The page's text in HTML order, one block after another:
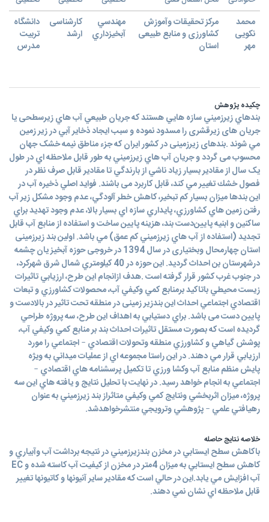
محمد
نکویی
مهر
مرکز تحقیقات وآموزش
کشاورزی و منابع طبیعی
استان
مهندسي
آبخيزداري
کارشناسی
ارشد
دانشگاه
تربيت
مدرس
چکیده پژوهش
بندهاي زيرزميني سازه هايي هستند كه جريان طبيعي آب هاي زيرسطحی یا
جریان های زیرقشری را مسدود نموده و سبب ايجاد ذخاير آبي در زير زمين
مي شوند .بندهای زیرزمینی در کشور ایران که جزء مناطق نیمه خشک جهان
محسوب می گردد و جريان آب هاي زيرزميني به طور قابل ملاحظه اي در طول
یک سال از مقادير بسيار زياد ناشي از بارندگي تا مقادير قابل صرف نظر در
فصول خشك تغيير مي كند، قابل کاربرد می باشند. فوايد اصلي ذخيره آب در
اين بندها ميزان بسيار كم تبخير، كاهش خطر آلودگي، عدم وجود مشكل زير آب
رفتن زمين هاي كشاورزي، پايداري سازه اي بسيار بالا، عدم وجود تهديد براي
ساكنين و ابنيه پايين‌دست بند، هزينه پايين ساخت و استفاده از منابع آب قابل
تجديد (استفاده از آب هاي زيرزميني كم عمق) مي باشد. اولین بند زیرزمینی
استان چهارمحال وبختیاری در سال 1394 در خروجی حوزه آبخیز یان چشمه
درشهرستان بن احداث گردید. اين حوزه در 40 كيلومتري شمال شرق شهركرد،
در جنوب غرب کشور قرار گرفته است .هدف ازانجام این طرح، ارزيابي تاثیرات
زيست محيطي باتاكيد برمنابع كمي وكيفي آب، محصولات كشاورزي و تبعات
اقتصادي اجتماعي احداث اين بندزیر زمینی در منطقه تحت تاثير در بالادست و
پايين دست می باشد. براي دستيابي به اهداف اين طرح، سه پروژه طراحي
گرديده است كه بصورت مستقل تاثيرات احداث بند بر منابع كمي وكيفي آب،
پوشش گياهي و كشاورزي منطقه وتحولات اقتصادي – اجتماعي را مورد
ارزيابي قرار مي دهند. در اين راستا مجموعه اي از عمليات ميداني به ويژه
پايش منظم منابع آب وكشا ورزي تا تكميل پرسشنامه هاي اقتصادي –
اجتماعي به انجام خواهد رسيد. در نهایت با تحليل نتايج و يافته هاي اين سه
پروژه، ميزان اثربخشي ونتايج كمي وكيفي متاثراز بند زيرزميني به عنوان
رهيافتي علمي – پژوهشي وترويجي منتشرخواهدشد.
خلاصه نتایج حاصله
باكاهش سطح ايستابي در مخزن بندزيرزميني در نتيجه برداشت آب وآبياري و
كاهش سطح ايستابي به ميزان 4متر در مخزن از كيفيت آب كاسته شده و EC
آب افزايش مي يابد.اين در حالي است كه مقادير ساير آنيونها و كاتيونها تغيير
قابل ملاحظه اي نشان نمي دهند.